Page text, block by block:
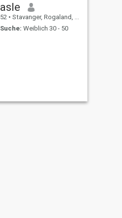
asle
52 • Stavanger, Rogaland, Norwegen
Suche: Weiblich 30 - 50